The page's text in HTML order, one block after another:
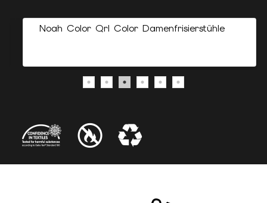
Noah Color Qrl Color Damenfrisierstühle